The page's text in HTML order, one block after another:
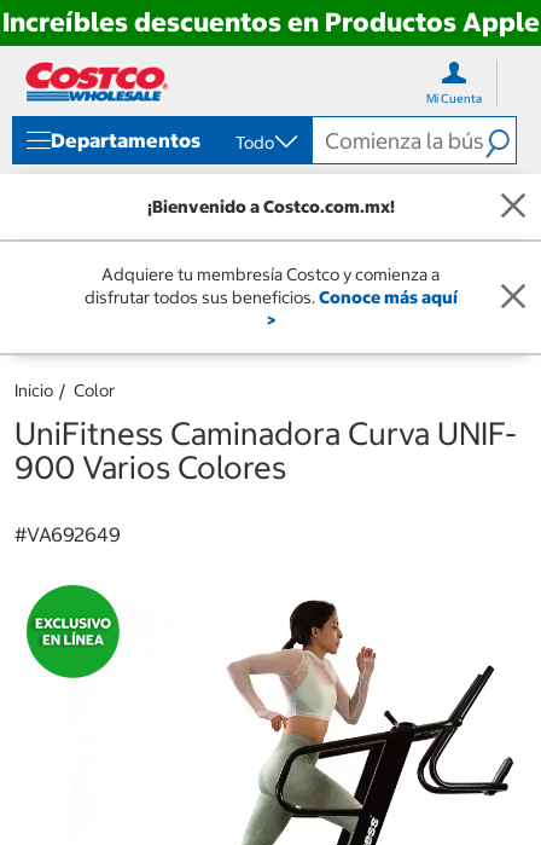
Increíbles descuentos en Productos Apple
directo
contenido
directo
menú
navegación
Mi Cuenta
Departamentos Todo
¡Bienvenido a Costco.com.mx!
Adquiere tu membresía Costco y comienza a
disfrutar todos sus beneficios.Conoce más aquí
>
Inicio Color
UniFitness Caminadora Curva UNIF-
900 Varios Colores
#VA692649